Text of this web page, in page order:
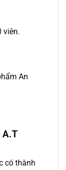
viên.
An
A.T
có thành